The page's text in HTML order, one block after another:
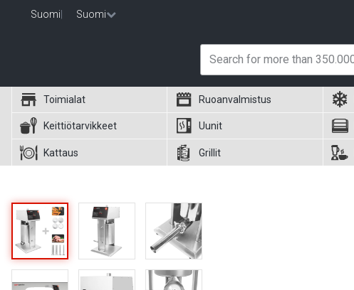
Suomi Suomi
Toimialat Ruoanvalmistus
Keittiötarvikkeet Uunit
Kattaus Grillit